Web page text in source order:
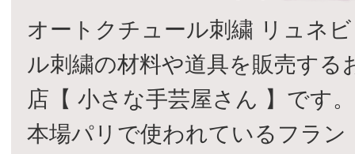
オートクチュール刺繍 リュネビ
ル刺繍の材料や道具を販売する
店【 小さな手芸屋さん 】です。
本場パリで使われているフラン